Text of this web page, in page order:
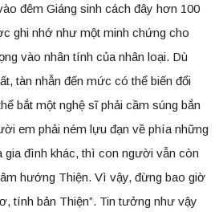
đêm Giáng sinh cách đây hơn 100
ghi nhớ như một minh chứng cho
vào nhân tính của nhân loại. Dù
tàn nhẫn đến mức có thể biến đổi
bắt một nghệ sĩ phải cầm súng bắn
em phải ném lựu đạn về phía những
đình khác, thì con người vẫn còn
hướng Thiện. Vì vậy, đừng bao giờ
tính bản Thiện”. Tin tưởng như vậy